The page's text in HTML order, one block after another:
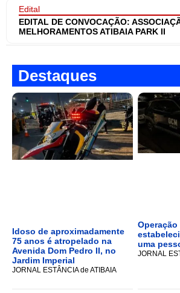
Edital
EDITAL DE CONVOCAÇÃO:
MELHORAMENTOS ATIBAIA PARK II
Destaques
Idoso de aproximadamente
75 anos é atropelado na
Avenida Dom Pedro II, no
Jardim Imperial
JORNAL ESTÂNCIA de ATIBAIA
uma
JORNAL